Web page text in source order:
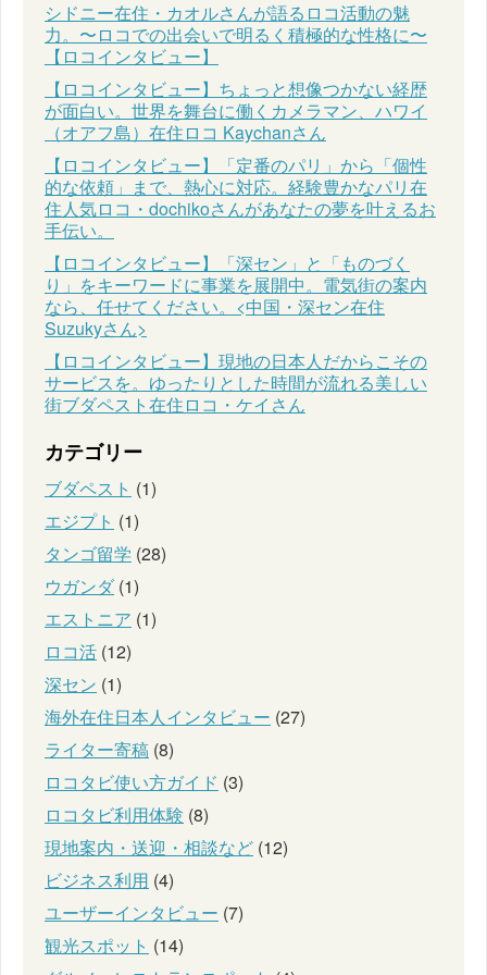
シドニー在住・カオルさんが語るロコ活動の魅
力。〜ロコでの出会いで明るく積極的な性格に〜
【ロコインタビュー】
【ロコインタビュー】ちょっと想像つかない経歴
が面白い。世界を舞台に働くカメラマン、ハワイ
（オアフ島）在住ロコ Kaychanさん
【ロコインタビュー】「定番のパリ」から「個性
的な依頼」まで、熱心に対応。経験豊かなパリ在
住人気ロコ・dochikoさんがあなたの夢を叶えるお
手伝い。
【ロコインタビュー】「深セン」と「ものづく
り」をキーワードに事業を展開中。電気街の案内
なら、任せてください。<中国・深セン在住
Suzukyさん>
【ロコインタビュー】現地の日本人だからこその
サービスを。ゆったりとした時間が流れる美しい
街ブダペスト在住ロコ・ケイさん
カテゴリー
ブダペスト (1)
エジプト (1)
タンゴ留学 (28)
ウガンダ(1)
エストニア (1)
ロコ活 (12)
深セン (1)
海外在住日本人インタビュー (27)
ライター寄稿 (8)
ロコタビ使い方ガイド (3)
ロコタビ利用体験 (8)
現地案内・送迎・相談など (12)
ビジネス利用 (4)
ユーザーインタビュー (7)
観光スポット (14)